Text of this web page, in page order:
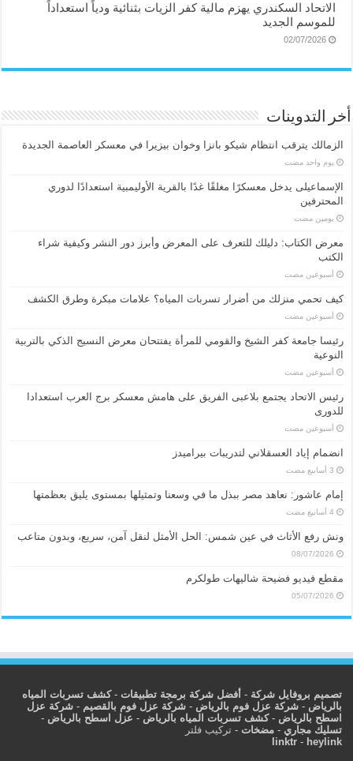
الاتحاد السكندري يهزم مالية كفر الزيات بثنائية ودياً استعداداً
للموسم الجديد
02/07/2026
أخر التدوينات
الزمالك يترقب انتظام شيكو بانزا وخوان بيزيرا في معسكر العاصمة الجديدة
‏يوم واحد مضت
الإسماعیلی یدخل معسكرًا مغلقًا غدًا بالقرية الأوليمبية استعدادًا لدوري
المحترفين
‏يومين مضت
معرض الكتاب: دليلك للتعرف على المعرض وأبرز دور النشر وكيفية شراء
الكتب
‏أسبوعين مضت
كيف تحمي منزلك من أضرار تسربات المياه؟ علامات مبكرة وطرق الكشف
‏أسبوعين مضت
رئيسا جامعة كفر الشيخ والقومي للمرأة يفتتحان معرض النسيج الذكي بالتربية
النوعية
‏أسبوعين مضت
رئيس الاتحاد يجتمع بلاعبى الفريق على هامش معسكر برج العرب استعدادا
للدورى
‏أسبوعين مضت
انضمام إياد العسقلاني لتدريبات بيراميدز
إمام عاشور: نعاهد مصر ببذل ما في وسعنا وتمثيلها بمستوى يليق بعظمتها
ونش رفع الأثاث في عين شمس: الحل الأمثل لنقل آمن، سريع، وبدون متاعب
08/07/2026
مقطع فيديو فضيحة شاليهات طولكرم
05/07/2026
تصميم بروفايل شركة - أفضل شركة برمجة تطبيقات -كشف تسربات المياه
بالرياض -شركة عزل فوم بالرياض -شركة عزل فوم بالقصيم -شركة عزل
اسطح بالرياض -كشف تسربات المياه بالرياض - عزل اسطح بالرياض -
تسليك مجاري -مضخات -تركيب فلتر
linktr- heylink